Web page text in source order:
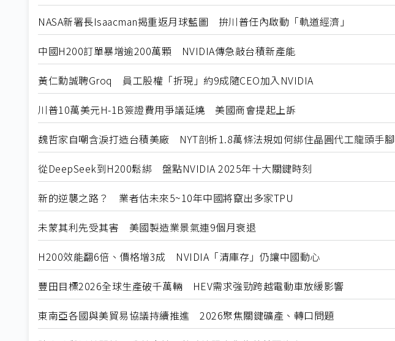
NASA新署長Isaacman揭重返月球藍圖 拚川普任內啟動「軌道經濟」
中國H200訂單暴增逾200萬顆 NVIDIA傳急敲台積新產能
黃仁勳誠聘Groq 員工股權「折現」約9成隨CEO加入NVIDIA
川普10萬美元H-1B簽證費用爭議延燒 美國商會提起上訴
魏哲家自嘲含淚打造台積美廠 NYT剖析1.8萬條法規如何綁住晶圓代工龍頭手腳
從DeepSeek到H200鬆綁 盤點NVIDIA 2025年十大關鍵時刻
新的逆襲之路？ 業者估未來5~10年中國將竄出多家TPU
未蒙其利先受其害 美國製造業景氣連9個月衰退
H200效能翻6倍、價格增3成 NVIDIA「清庫存」仍讓中國動心
豐田目標2026全球生產破千萬輛 HEV需求強勁跨越電動車放緩影響
東南亞各國與美貿易協議持續推進 2026聚焦關鍵礦產、轉口問題